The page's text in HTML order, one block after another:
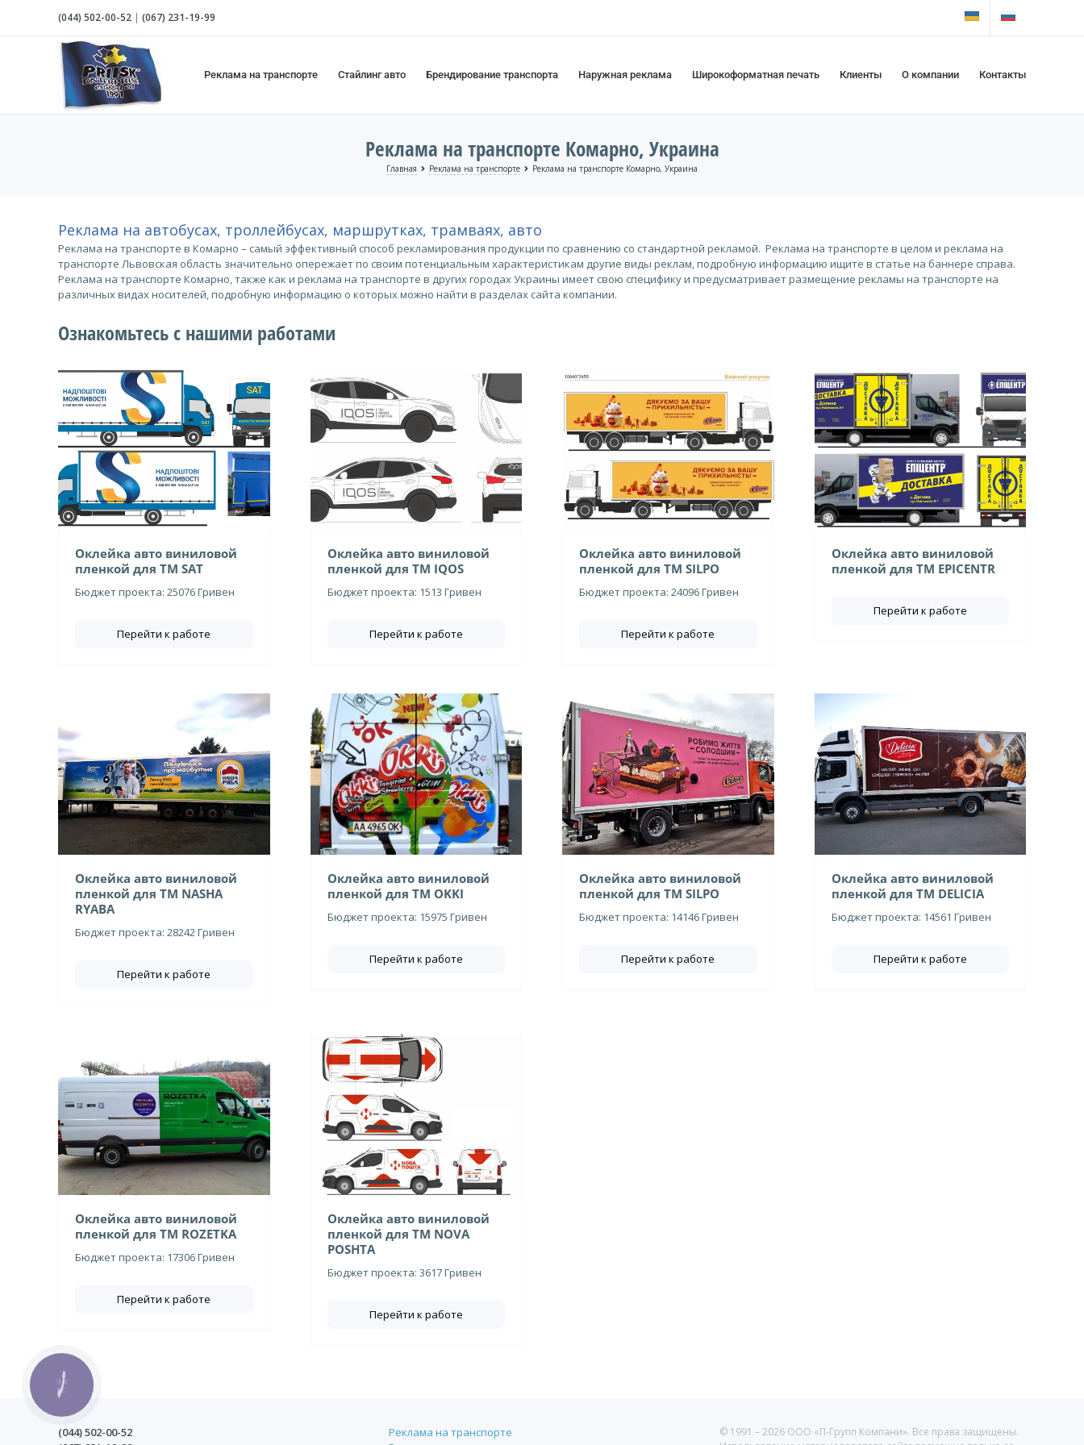
content
(044) 502-00-52 | (067) 231-19-99
Реклама на транспорте Стайлинг авто Брендирование транспорта Наружная реклама Широкоформатная печать Клиенты О компании Контакты
Реклама на транспорте Комарно, Украина
Главная Реклама на транспорте Реклама на транспорте Комарно, Украина
Реклама на автобусах, троллейбусах, маршрутках, трамваях, авто
Реклама на транспорте в Комарно – самый эффективный способ рекламирования продукции по сравнению со стандартной рекламой. Реклама на транспорте в целом и реклама на
транспорте Львовская область значительно опережает по своим потенциальным характеристикам другие виды реклам, подробную информацию ищите в статье на баннере справа.
Реклама на транспорте Комарно, также как и реклама на транспорте в других городах Украины имеет свою специфику и предусматривает размещение рекламы на транспорте на
различных видах носителей, подробную информацию о которых можно найти в разделах сайта компании.
Ознакомьтесь с нашими работами
Оклейка авто виниловой
пленкой для ТМ SAT
Бюджет проекта: 25076 Гривен
Перейти к работе
Оклейка авто виниловой
пленкой для ТМ IQOS
Бюджет проекта: 1513 Гривен
Перейти к работе
Оклейка авто виниловой
пленкой для ТМ SILPO
Бюджет проекта: 24096 Гривен
Перейти к работе
Оклейка авто виниловой
пленкой для ТМ EPICENTR
Перейти к работе
Оклейка авто виниловой
пленкой для ТМ NASHA
RYABA
Бюджет проекта: 28242 Гривен
Перейти к работе
Оклейка авто виниловой
пленкой для ТМ OKKI
Бюджет проекта: 15975 Гривен
Перейти к работе
Оклейка авто виниловой
пленкой для ТМ SILPO
Бюджет проекта: 14146 Гривен
Перейти к работе
Оклейка авто виниловой
пленкой для ТМ DELICIA
Бюджет проекта: 14561 Гривен
Перейти к работе
Оклейка авто виниловой
пленкой для ТМ ROZETKA
Бюджет проекта: 17306 Гривен
Перейти к работе
Оклейка авто виниловой
пленкой для ТМ NOVA
POSHTA
Бюджет проекта: 3617 Гривен
Перейти к работе
(044)502-00-52
Реклама на транспорте
© 1991 –2026 ООО «П-Групп Компани». Все права защищены.
КНОПКА
СВЯЗИ